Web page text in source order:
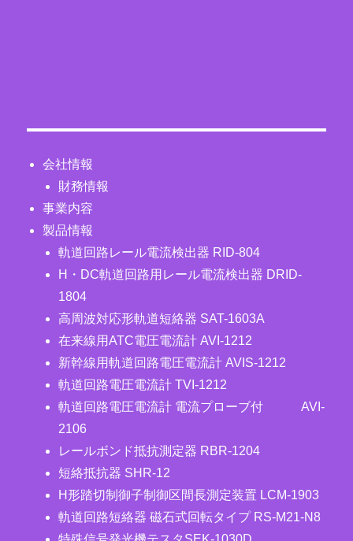
会社情報
財務情報
事業内容
製品情報
軌道回路レール電流検出器 RID-804
H・DC軌道回路用レール電流検出器 DRID-
1804
高周波対応形軌道短絡器 SAT-1603A
在来線用ATC電圧電流計 AVI-1212
新幹線用軌道回路電圧電流計 AVIS-1212
軌道回路電圧電流計 TVI-1212
軌道回路電圧電流計 電流プローブ付 AVI-
2106
レールボンド抵抗測定器 RBR-1204
短絡抵抗器 SHR-12
H形踏切制御子制御区間長測定装置 LCM-1903
軌道回路短絡器 磁石式回転タイプ RS-M21-N8